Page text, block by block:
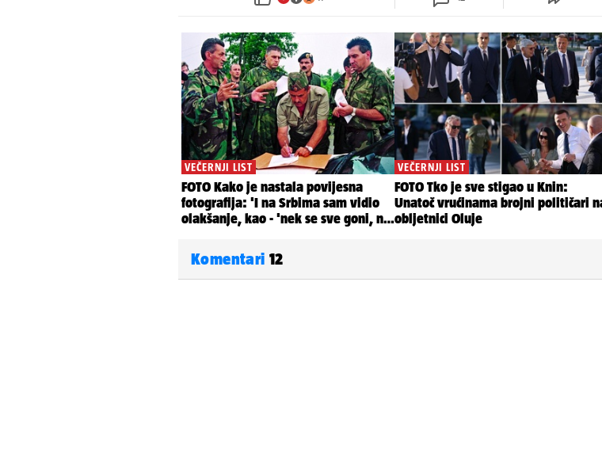
Komentari 12